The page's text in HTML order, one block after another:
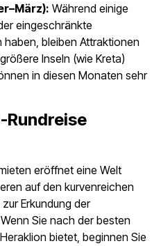
Während einige
eingeschränkte
bleiben Attraktionen
Inseln (wie Kreta)
in diesen Monaten sehr
Rundreise
eröffnet eine Welt
auf den kurvenreichen
Erkundung der
Sie nach der besten
bietet, beginnen Sie